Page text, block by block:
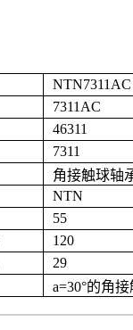
NTN7311AC
7311AC
46311
7311
角接触球轴
NTN
55
120
29
a=30°的角